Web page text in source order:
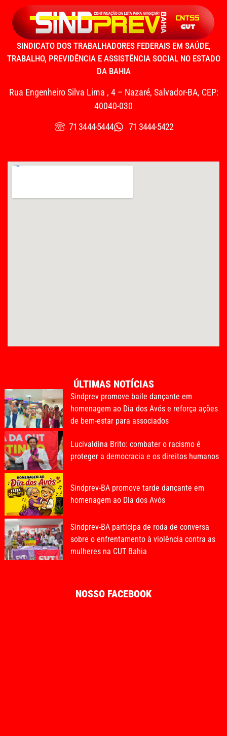
SINDICATO DOS TRABALHADORES FEDERAIS EM SAÚDE,
TRABALHO, PREVIDÊNCIA E ASSISTÊNCIA SOCIAL NO ESTADO
DA BAHIA
Rua Engenheiro Silva Lima , 4 – Nazaré, Salvador-BA, CEP:
40040-030
71 3444-5444
71 3444-5422
ÚLTIMAS NOTÍCIAS
Sindprev promove baile dançante em
homenagem ao Dia dos Avós e reforça ações
de bem-estar para associados
Lucivaldina Brito: combater o racismo é
proteger a democracia e os direitos humanos
Sindprev-BA promove tarde dançante em
homenagem ao Dia dos Avós
Sindprev-BA participa de roda de conversa
sobre o enfrentamento à violência contra as
mulheres na CUT Bahia
NOSSO FACEBOOK